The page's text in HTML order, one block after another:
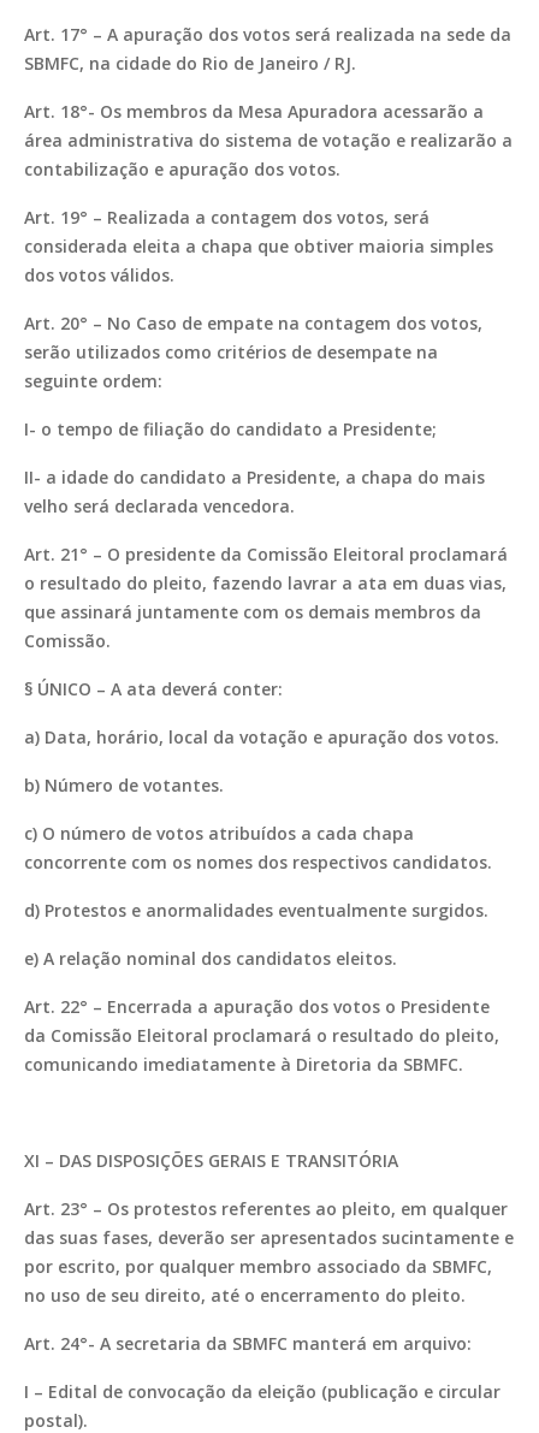
Art. 17° – A apuração dos votos será realizada na sede da
SBMFC, na cidade do Rio de Janeiro / RJ.
Art. 18°- Os membros da Mesa Apuradora acessarão a
área administrativa do sistema de votação e realizarão a
contabilização e apuração dos votos.
Art. 19° – Realizada a contagem dos votos, será
considerada eleita a chapa que obtiver maioria simples
dos votos válidos.
Art. 20° – No Caso de empate na contagem dos votos,
serão utilizados como critérios de desempate na
seguinte ordem:
I- o tempo de filiação do candidato a Presidente;
II- a idade do candidato a Presidente, a chapa do mais
velho será declarada vencedora.
Art. 21° – O presidente da Comissão Eleitoral proclamará
o resultado do pleito, fazendo lavrar a ata em duas vias,
que assinará juntamente com os demais membros da
Comissão.
§ ÚNICO – A ata deverá conter:
a) Data, horário, local da votação e apuração dos votos.
b) Número de votantes.
c) O número de votos atribuídos a cada chapa
concorrente com os nomes dos respectivos candidatos.
d) Protestos e anormalidades eventualmente surgidos.
e) A relação nominal dos candidatos eleitos.
Art. 22° – Encerrada a apuração dos votos o Presidente
da Comissão Eleitoral proclamará o resultado do pleito,
comunicando imediatamente à Diretoria da SBMFC.
XI – DAS DISPOSIÇÕES GERAIS E TRANSITÓRIA
Art. 23° – Os protestos referentes ao pleito, em qualquer
das suas fases, deverão ser apresentados sucintamente e
por escrito, por qualquer membro associado da SBMFC,
no uso de seu direito, até o encerramento do pleito.
Art. 24°- A secretaria da SBMFC manterá em arquivo:
I – Edital de convocação da eleição (publicação e circular
postal).